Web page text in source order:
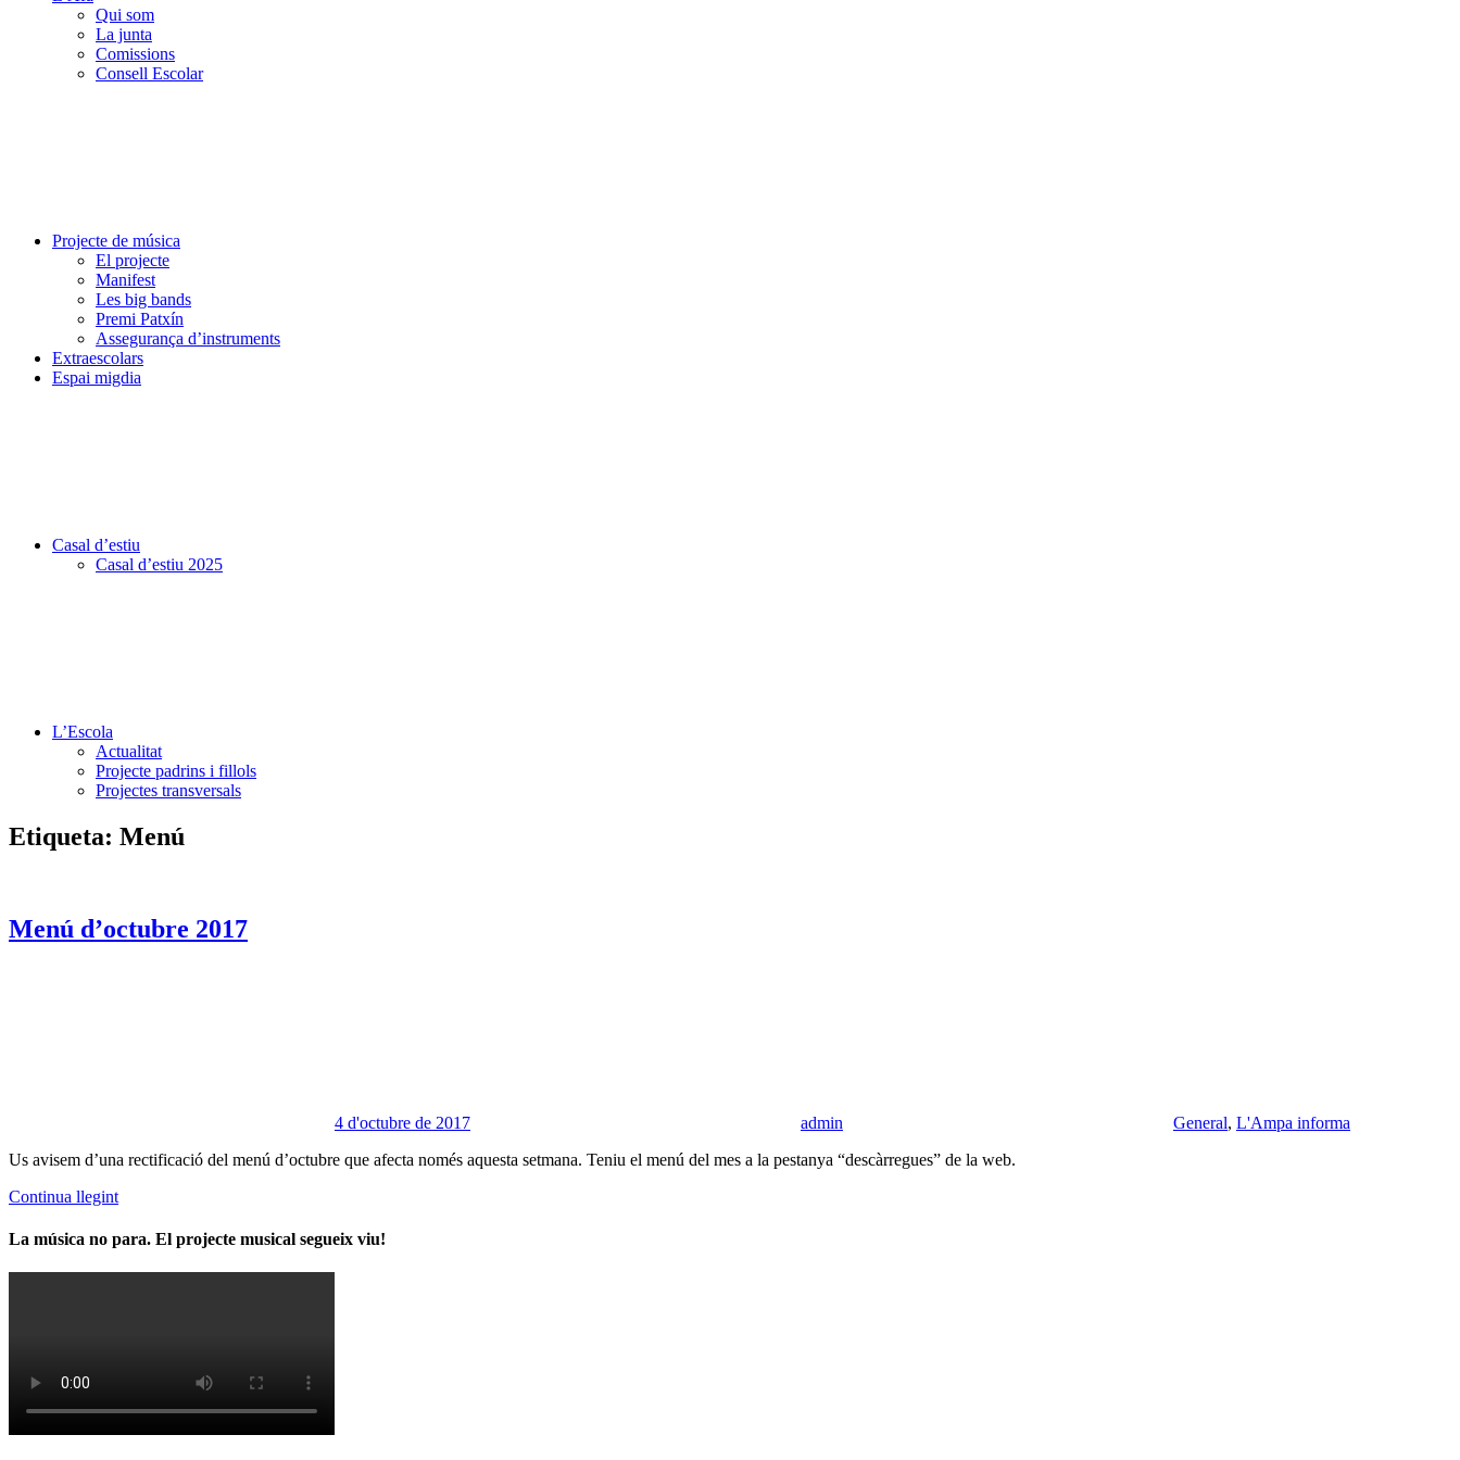
Qui som
La junta
Comissions
Consell Escolar
Projecte de música
El projecte
Manifest
Les big bands
Premi Patxín
Assegurança d’instruments
Extraescolars
Espai migdia
Casal d’estiu
Casal d’estiu 2025
L’Escola
Actualitat
Projecte padrins i fillols
Projectes transversals
Etiqueta: Menú
Menú d’octubre 2017
4 d'octubre de 2017 admin General, L'Ampa informa
Us avisem d’una rectificació del menú d’octubre que afecta només aquesta setmana. Teniu el menú del mes a la pestanya “descàrregues” de la web.
Continua llegint
La música no para. El projecte musical segueix viu!